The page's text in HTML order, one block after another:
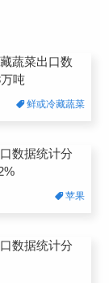
蔬菜出口数
吨
鲜或冷藏蔬菜
数据统计分
苹果
数据统计分